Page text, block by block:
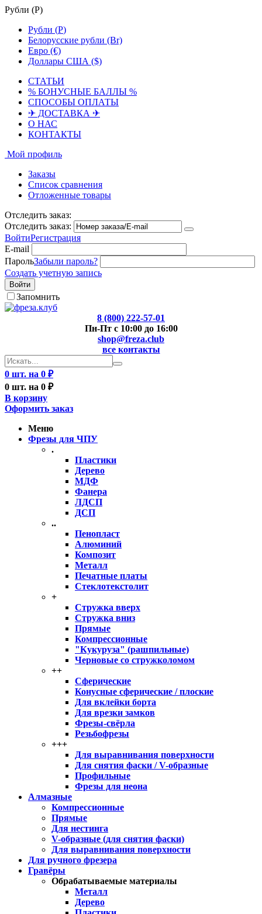
Рубли (Р)
Рубли (Р)
Белорусские рубли (Br)
Евро (€)
Доллары США ($)
СТАТЬИ
% БОНУСНЫЕ БАЛЛЫ %
СПОСОБЫ ОПЛАТЫ
✈ ДОСТАВКА ✈
О НАС
КОНТАКТЫ
Мой профиль
Заказы
Список сравнения
Отложенные товары
Отследить заказ:
Отследить заказ:
ВойтиРегистрация
E-mail
ПарольЗабыли пароль?
Создать учетную запись
Войти
Запомнить
8 (800) 222-57-01
Пн-Пт с 10:00 до 16:00
shop@freza.club
все контакты
0 шт. на 0 ₽
0 шт. на 0 ₽
В корзину
Оформить заказ
Меню
Фрезы для ЧПУ
.
Пластики
Дерево
МДФ
Фанера
ЛДСП
ДСП
..
Пенопласт
Алюминий
Композит
Металл
Печатные платы
Стеклотекстолит
+
Стружка вверх
Стружка вниз
Прямые
Компрессионные
"Кукуруза" (рашпильные)
Черновые со стружколомом
++
Сферические
Конусные сферические / плоские
Для вклейки борта
Для врезки замков
Фрезы-свёрла
Резьбофрезы
+++
Для выравнивания поверхности
Для снятия фаски / V-образные
Профильные
Фрезы для неона
Алмазные
Компрессионные
Прямые
Для нестинга
V-образные (для снятия фаски)
Для выравнивания поверхности
Для ручного фрезера
Гравёры
Обрабатываемые материалы
Металл
Дерево